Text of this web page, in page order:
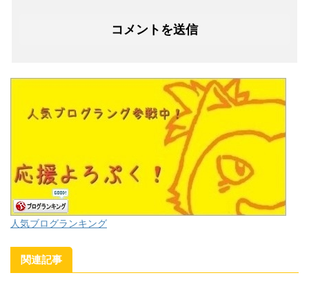
人気ブログランキング
関連記事